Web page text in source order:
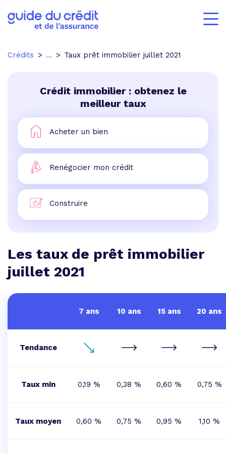
Crédits ... Taux prêt immobilier juillet 2021
Crédit immobilier : obtenez le
meilleur taux
Acheter un bien
Renégocier mon crédit
Construire
Les taux de prêt immobilier
juillet 2021
7 ans 10 ans 15 ans 20 ans
Tendance
Taux min 0,19 % 0,38 % 0,60 % 0,75 %
Taux moyen 0,60 % 0,75 % 0,95 % 1,10 %